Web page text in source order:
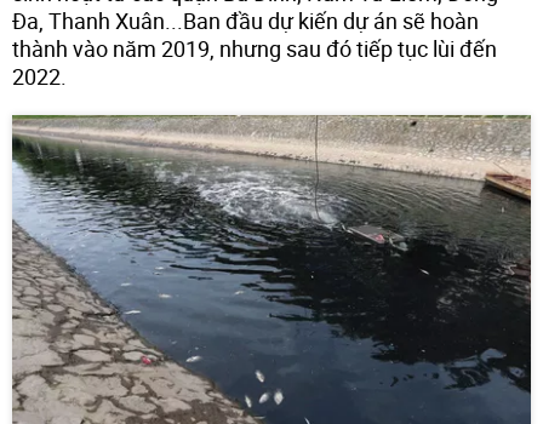
Đa, Thanh Xuân...Ban đầu dự kiến dự án sẽ hoàn
thành vào năm 2019, nhưng sau đó tiếp tục lùi đến
2022.